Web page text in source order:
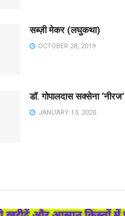
सब्ज़ी मेकर (लघुकथा)
OCTOBER 28, 2019
डॉ. गोपालदास सक्सेना ‘नीरज’
JANUARY 13, 2020